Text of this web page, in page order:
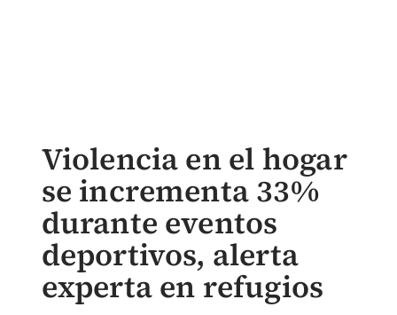
Violencia en el hogar
se incrementa 33%
durante eventos
deportivos, alerta
experta en refugios